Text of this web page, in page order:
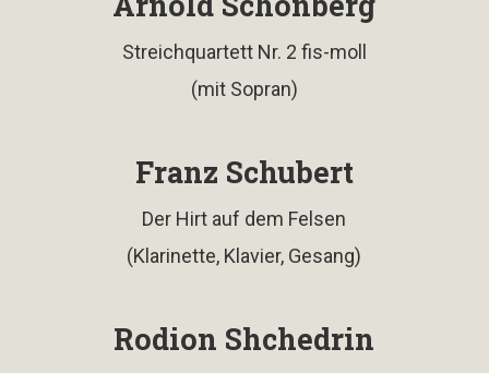
Streichquartett Nr. 2 fis-moll
(mit Sopran)
Franz Schubert
Der Hirt auf dem Felsen
(Klarinette, Klavier, Gesang)
Rodion Shchedrin